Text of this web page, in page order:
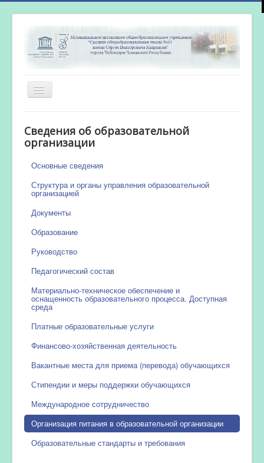
Включить/
выключить
Новости
Сведения об образовательной
организации
Основные сведения
Структура и органы управления образовательной
организацией
Документы
Образование
Руководство
Педагогический состав
Материально-техническое обеспечение и
оснащенность образовательного процесса. Доступная
среда
Платные образовательные услуги
Финансово-хозяйственная деятельность
Вакантные места для приема (перевода) обучающихся
Стипендии и меры поддержки обучающихся
Международное сотрудничество
Организация питания в образовательной организации
Образовательные стандарты и требования